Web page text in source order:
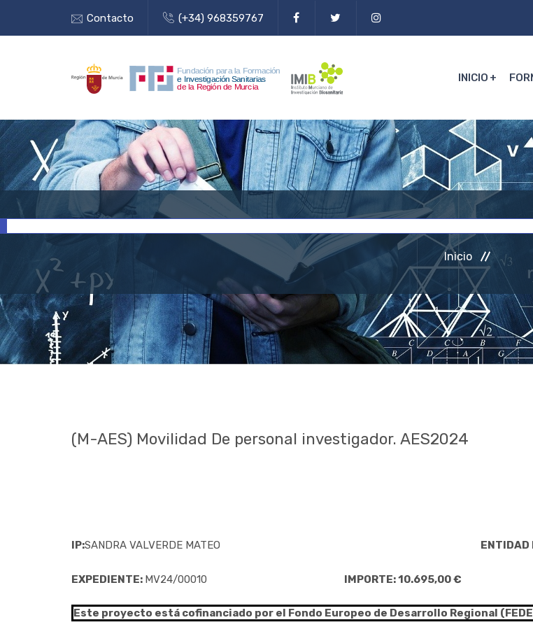
Contacto (+34) 968359767
INICIO
Inicio
(M-AES) Movilidad De personal investigador. AES2024
IP:SANDRA VALVERDE MATEO ENTIDAD
EXPEDIENTE: MV24/00010 IMPORTE: 10.695,00 €
Este proyecto está cofinanciado por el Fondo Europeo de Desarrollo Regional